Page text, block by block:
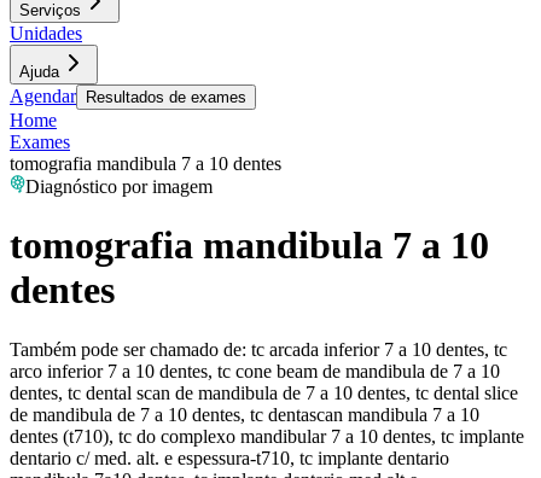
Serviços
Unidades
Ajuda
Agendar Resultados de exames
Home
Exames
tomografia mandibula 7 a 10 dentes
Diagnóstico por imagem
tomografia mandibula 7 a 10
dentes
Também pode ser chamado de: tc arcada inferior 7 a 10 dentes, tc
arco inferior 7 a 10 dentes, tc cone beam de mandibula de 7 a 10
dentes, tc dental scan de mandibula de 7 a 10 dentes, tc dental slice
de mandibula de 7 a 10 dentes, tc dentascan mandibula 7 a 10
dentes (t710), tc do complexo mandibular 7 a 10 dentes, tc implante
dentario c/ med. alt. e espessura-t710, tc implante dentario